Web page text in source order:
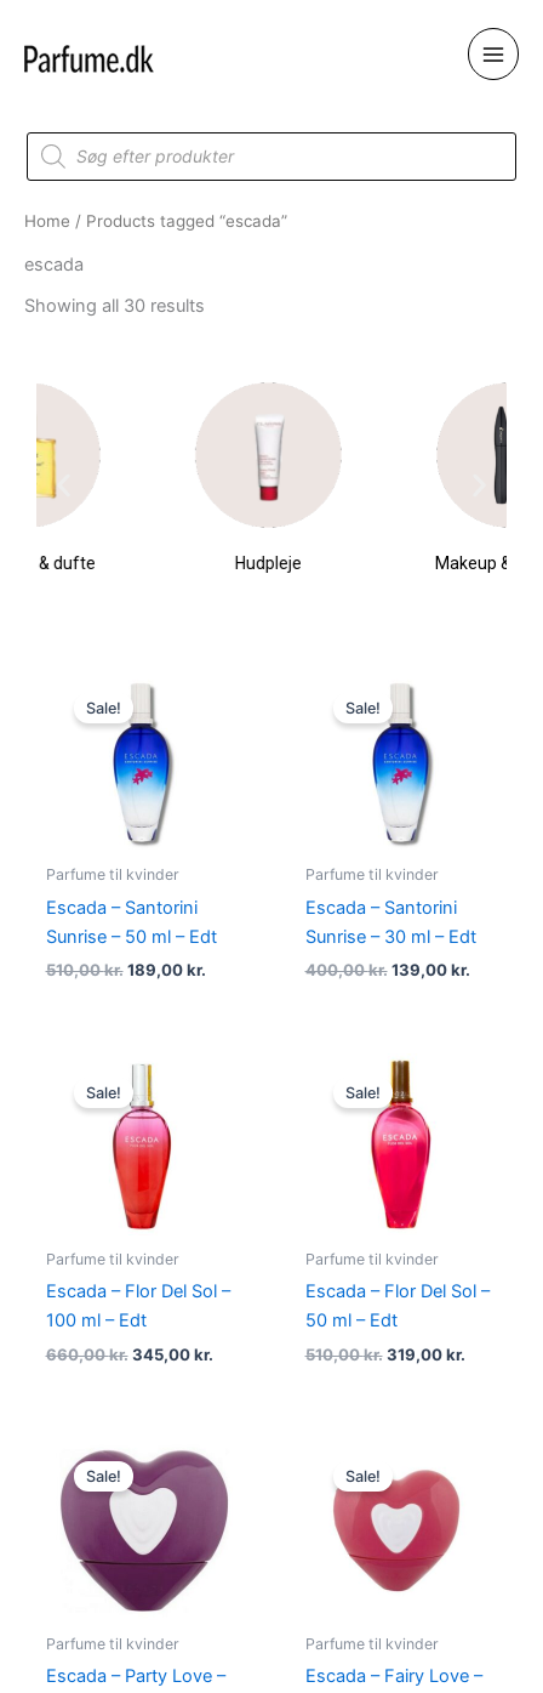
content
Products
search
Home / Products tagged “escada”
escada
Showing all 30 results
Makeup & kosmetik
Sale!
Parfume til kvinder
Escada – Santorini
Sunrise – 50 ml – Edt
510,00kr.
price
was:
510,00 kr..
189,00kr.
Sale!
Parfume til kvinder
Escada – Santorini
Sunrise – 30 ml – Edt
400,00kr.
price
was:
400,00 kr..
139,00kr.
Sale!
Parfume til kvinder
Escada – Flor Del Sol –
100 ml – Edt
660,00kr.
Original
price
was:
660,00 kr..
345,00kr.
Sale!
Parfume til kvinder
Escada – Flor Del Sol –
50 ml – Edt
510,00kr.
Original
price
was:
510,00 kr..
319,00kr.
Sale!
Parfume til kvinder
Escada – Party Love –
Original
price
was:
795,00 kr..
price
is:
275,00 kr..
Sale!
Parfume til kvinder
Escada – Fairy Love –
price
was:
575,00 kr..